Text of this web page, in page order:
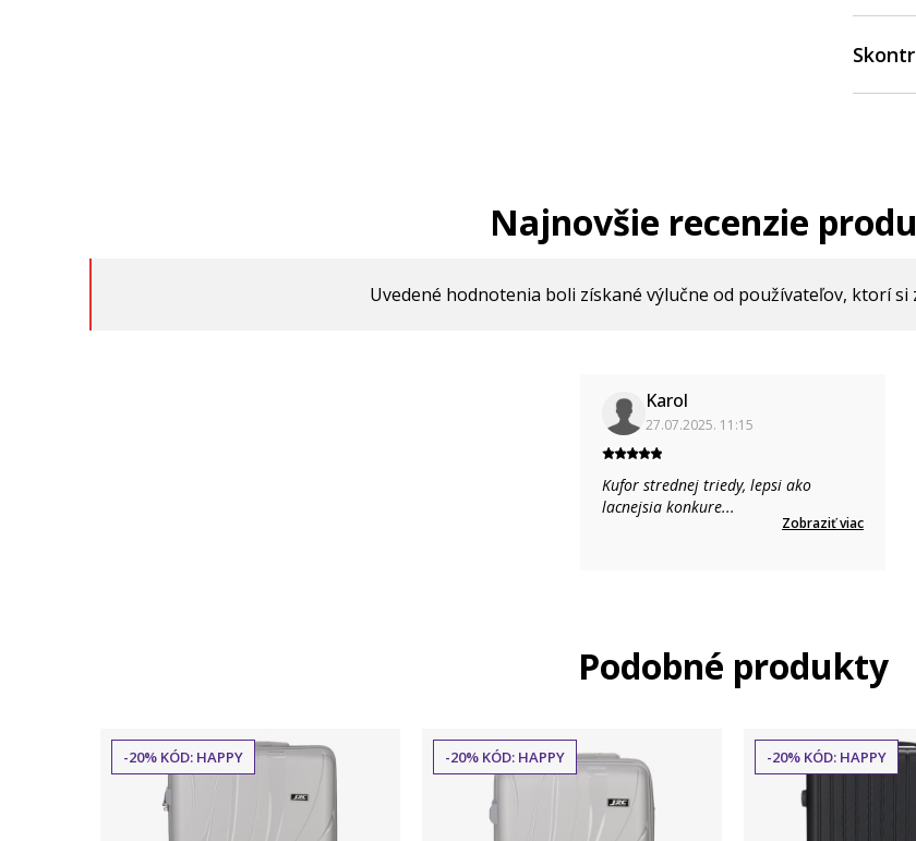
Najnovšie recenzie
Uvedené hodnotenia boli získané výlučne od používateľov, ktorí
Karol
27.07.2025. 11:15
Kufor strednej triedy, lepsi ako
lacnejsia konkure...
Zobraziť viac
Podobné produkty
-20% KÓD: HAPPY -20% KÓD: HAPPY -20% KÓD: HAPPY